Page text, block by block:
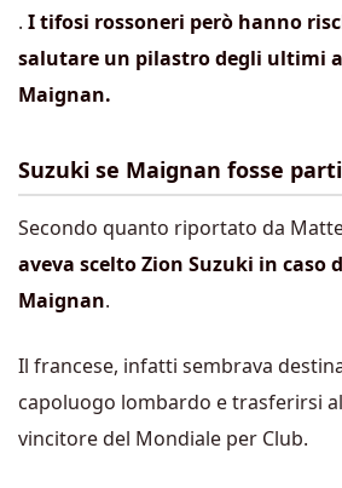
. I tifosi rossoneri però hanno
salutare un pilastro degli ultimi
Maignan.
Suzuki se Maignan fosse
Secondo quanto riportato da
aveva scelto Zion Suzuki in caso
Maignan.
Il francese, infatti sembrava
capoluogo lombardo e trasferirsi
vincitore del Mondiale per Club.